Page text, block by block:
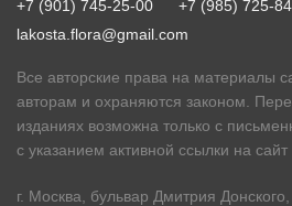
+7 (901) 745-25-00
+7 (985) 725-
lakosta.flora@gmail.com
Все авторские права на материалы
авторам и охраняются законом.
изданиях возможна только с
с указанием активной ссылки на сайт
г. Москва, бульвар Дмитрия